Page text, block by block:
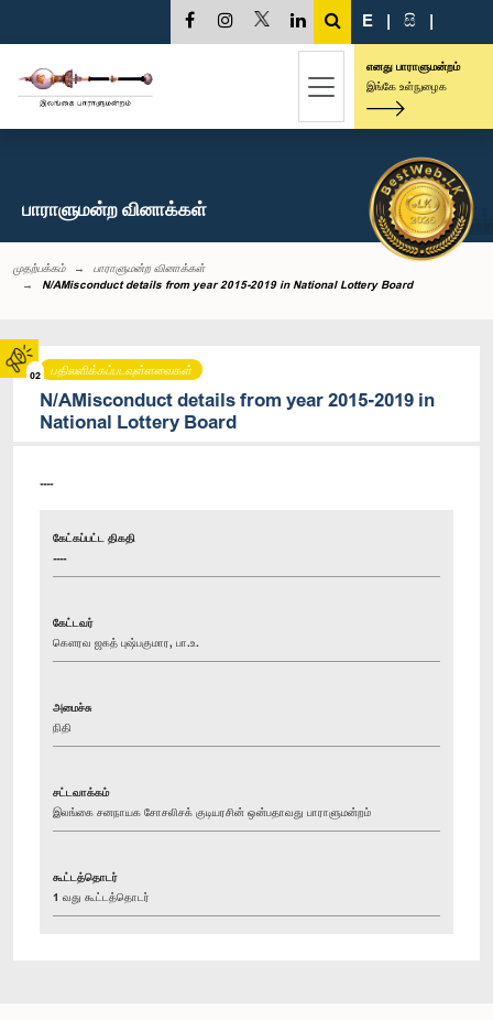
02
E | සි |
எனது பாராளுமன்றம்
இங்கே உள்நுழைக
பாராளுமன்ற வினாக்கள்
முதற்பக்கம்
பாராளுமன்ற வினாக்கள்
N/AMisconduct details from year 2015-2019 in National Lottery Board
பதிலளிக்கப்படவுள்ளவைகள்
N/AMisconduct details from year 2015-2019 in
National Lottery Board
----
கேட்கப்பட்ட திகதி
----
கேட்டவர்
கௌரவ ஜகத் புஷ்பகுமார, பா.உ.
அமைச்சு
நிதி
சட்டவாக்கம்
இலங்கை சனநாயக சோசலிசக் குடியரசின் ஒன்பதாவது பாராளுமன்றம்
கூட்டத்தொடர்
1 வது கூட்டத்தொடர்